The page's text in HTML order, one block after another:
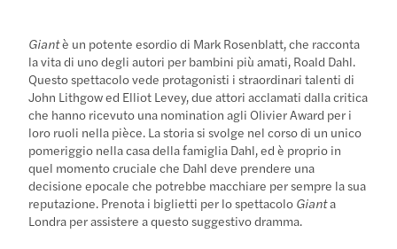
Giantè un potente esordio di Mark Rosenblatt, che racconta
la vita di uno degli autori per bambini più amati, Roald Dahl.
Questo spettacolo vede protagonisti i straordinari talenti di
John Lithgow ed Elliot Levey, due attori acclamati dalla critica
che hanno ricevuto una nomination agli Olivier Award per i
loro ruoli nella pièce. La storia si svolge nel corso di un unico
pomeriggio nella casa della famiglia Dahl, ed è proprio in
quel momento cruciale che Dahl deve prendere una
decisione epocale che potrebbe macchiare per sempre la sua
reputazione. Prenota i biglietti per lo spettacolo Gianta
Londra per assistere a questo suggestivo dramma.